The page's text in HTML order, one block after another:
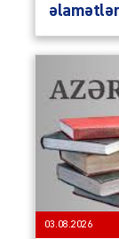
03.08.2026